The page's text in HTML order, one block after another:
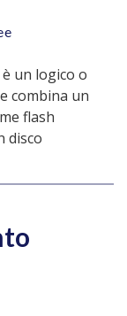
un logico o
combina un
flash
disco